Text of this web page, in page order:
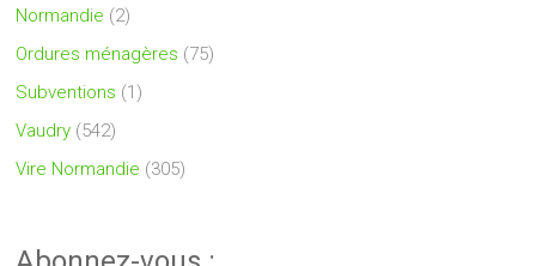
Normandie (2)
Ordures ménagères (75)
Subventions (1)
Vaudry (542)
Vire Normandie (305)